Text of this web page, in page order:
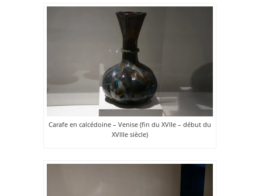
Carafe en calcédoine – Venise (fin du XVIIe – début du
XVIIIe siècle)